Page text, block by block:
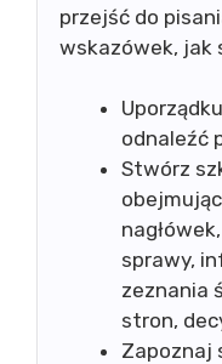
przejść do
wskazówek, jak
odnaleźć
Stwórz
sprawy,
zeznania
stron,
Zapoznaj